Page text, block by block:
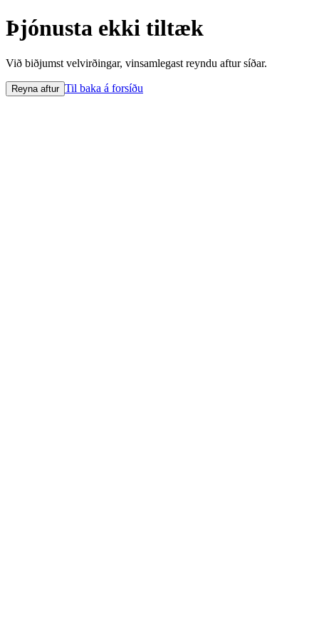
Þjónusta ekki tiltæk
Við biðjumst velvirðingar, vinsamlegast reyndu aftur síðar.
Reyna aftur Til baka á forsíðu